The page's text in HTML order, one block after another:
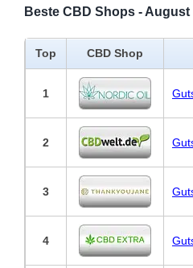
Beste CBD Shops - August
Top CBD Shop
1
2
3
4